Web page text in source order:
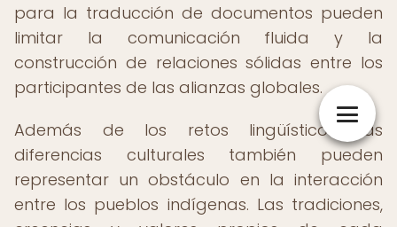
para la traducción de documentos pueden
limitar la comunicación fluida y la
construcción de relaciones sólidas entre los
participantes de las alianzas globales.
Además de los retos lingüísticos, las
diferencias culturales también pueden
representar un obstáculo en la interacción
entre los pueblos indígenas. Las tradiciones,